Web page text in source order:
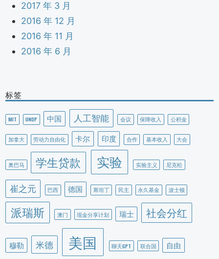
2017 年 3 月
2016 年 12 月
2016 年 11 月
2016 年 6 月
标签
MIT UNDP 中国 人工智能 会议 保障收入 公积金
加拿大 劳动力自由化 卡尔 印度 合作 基本收入 大会
奥巴马 学生贷款 实验 实验主义 尼克松
崔之元 巴西 德国 斯坦丁 民主 永久基金 波士顿
派瑞斯 澳门 现金分享计划 瑞士 社会分红
穆勒 米德 美国 聊天GPT 联合国 自由